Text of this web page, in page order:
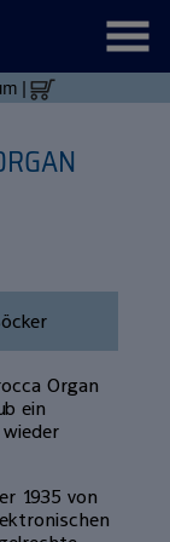
|
Organ
ein
1935 von